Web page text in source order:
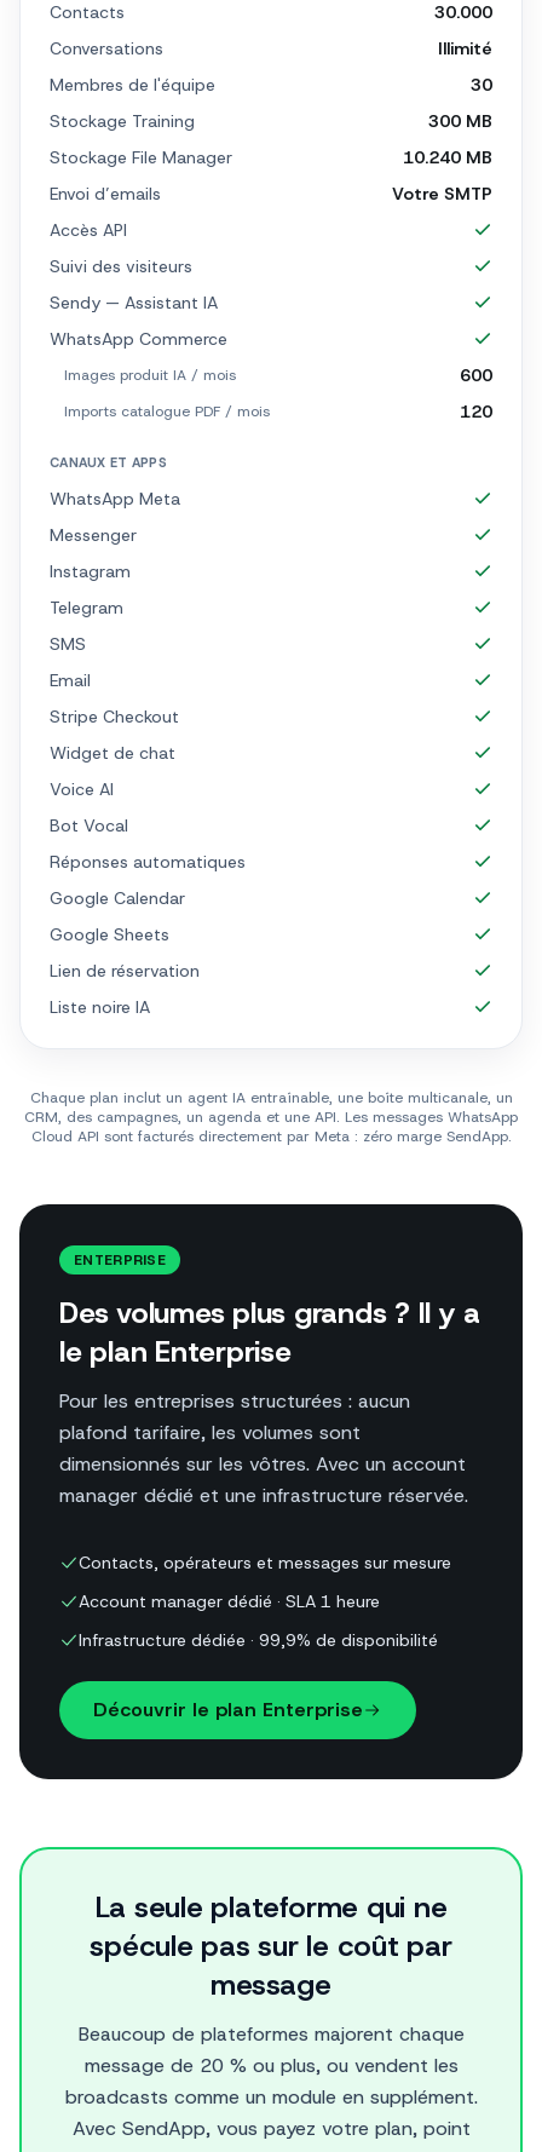
Contacts
30.000
Conversations
Illimité
Membres de l'équipe
30
Stockage Training
300 MB
Stockage File Manager
10.240 MB
Envoi d’emails
Votre SMTP
Accès API
Suivi des visiteurs
Sendy — Assistant IA
WhatsApp Commerce
Images produit IA / mois 600
Imports catalogue PDF / mois 120
CANAUX ET APPS
WhatsApp Meta
Messenger
Instagram
Telegram
SMS
Email
Stripe Checkout
Widget de chat
Voice AI
Bot Vocal
Réponses automatiques
Google Calendar
Google Sheets
Lien de réservation
Liste noire IA
Chaque plan inclut un agent IA entraînable, une boîte multicanale, un
CRM, des campagnes, un agenda et une API. Les messages WhatsApp
Cloud API sont facturés directement par Meta : zéro marge SendApp.
ENTERPRISE
Des volumes plus grands ? Il y a
le plan Enterprise
Pour les entreprises structurées : aucun
plafond tarifaire, les volumes sont
dimensionnés sur les vôtres. Avec un account
manager dédié et une infrastructure réservée.
Contacts, opérateurs et messages sur mesure
Account manager dédié · SLA 1 heure
Infrastructure dédiée · 99,9% de disponibilité
Découvrir le plan Enterprise
La seule plateforme qui ne
spécule pas sur le coût par
message
Beaucoup de plateformes majorent chaque
message de 20 % ou plus, ou vendent les
broadcasts comme un module en supplément.
Avec SendApp, vous payez votre plan, point